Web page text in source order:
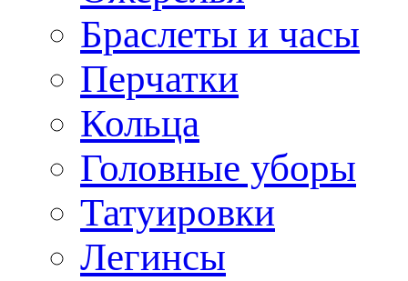
Браслеты и часы
Перчатки
Кольца
Головные уборы
Татуировки
Легинсы